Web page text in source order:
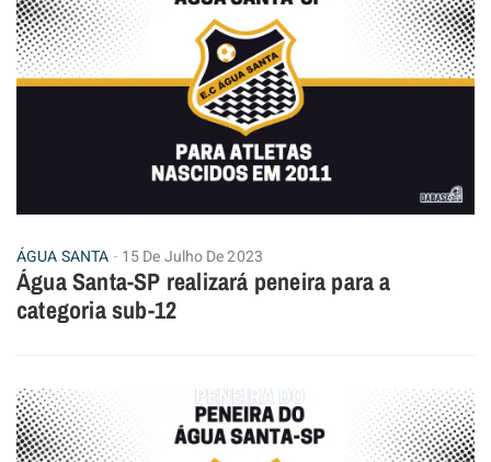
ÁGUA SANTA 15 De Julho De 2023
Água Santa-SP realizará peneira para a
categoria sub-12